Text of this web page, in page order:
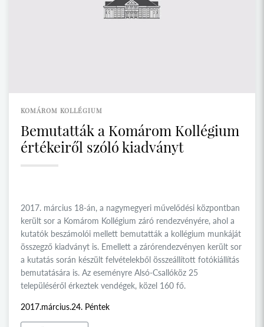
KOMÁROM KOLLÉGIUM
Bemutatták a Komárom Kollégium
értékeiről szóló kiadványt
2017. március 18-án, a nagymegyeri művelődési központban
került sor a Komárom Kollégium záró rendezvényére, ahol a
kutatók beszámolói mellett bemutatták a kollégium munkáját
összegző kiadványt is. Emellett a zárórendezvényen került sor
a kutatás során készült felvételekből összeállított fotókiállítás
bemutatására is. Az eseményre Alsó-Csallóköz 25
településéről érkeztek vendégek, közel 160 fő.
2017.március.24. Péntek